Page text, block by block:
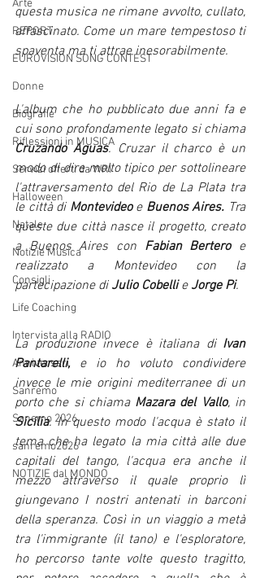
Arte
REPORT
EUROVISION SONG CONTEST
Donne
Biografie
Riflessioni in MUSICA
Servizi offerti da WRI
Halloween
Natale
Notizie Musica
Consigli
Life Coaching
Intervista alla RADIO
Anniversari
Sanremo
Sanemo 2026
sanremo2026
NOTIZIE dal MONDO
questa musica ne rimane avvolto, cullato,
affascinato. Come un mare tempestoso ti
spaventa ma ti attrae inesorabilmente.
L'album che ho pubblicato due anni fa e
cui sono profondamente legato si chiama
Cruzando Aguas. Cruzar il charco è un
modo di dire molto tipico per sottolineare
l'attraversamento del Rio de La Plata tra
le città di Montevideo e Buenos Aires. Tra
queste due città nasce il progetto, creato
a Buenos Aires con Fabian Bertero e
realizzato a Montevideo con la
partecipazione di Julio Cobelli e Jorge Pi.
La produzione invece è italiana di Ivan
Pantarelli, e io ho voluto condividere
invece le mie origini mediterranee di un
porto che si chiama Mazara del Vallo
Sicilia. In questo modo l'acqua è stato il
tema che ha legato la mia città alle due
capitali del tango, l'acqua era anche il
mezzo attraverso il quale proprio lì
giungevano I nostri antenati in barconi
della speranza. Così in un viaggio a metà
tra l'immigrante (il tano) e l'esploratore,
ho percorso tante volte questo tragitto,